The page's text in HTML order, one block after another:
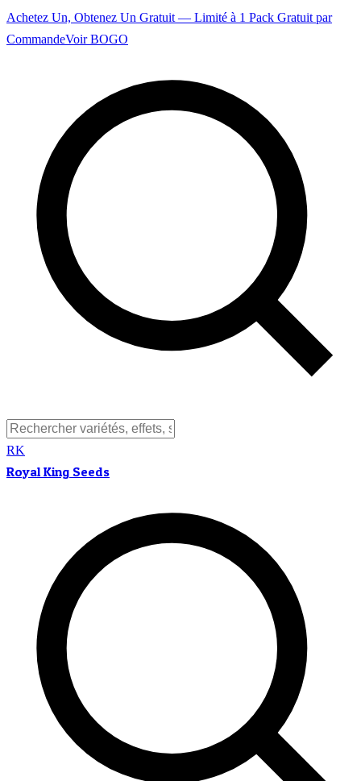
Achetez Un, Obtenez Un Gratuit — Limité à 1 Pack Gratuit par
CommandeVoir BOGO
RK
Royal King Seeds